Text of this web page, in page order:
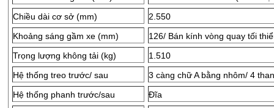
Chiều dài cơ sở (mm)
2.550
Khoảng sáng gầm xe (mm)
126/ Bán kính vòng quay tối
Trọng lượng không tải (kg)
1.510
Hệ thống treo trước/ sau
3 càng chữ A bằng nhôm/ 4
Hệ thống phanh trước/sau
Đĩa